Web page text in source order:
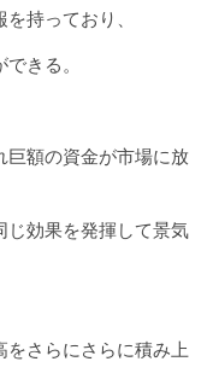
持っており、
きる。
巨額の資金が市場に放
じ効果を発揮して景気
をさらにさらに積み上